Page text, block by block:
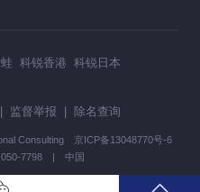
科锐香港 科锐日本
| 监督举报 | 除名查询
Consulting 京ICP备13048770号-6
050-7798 | 中国